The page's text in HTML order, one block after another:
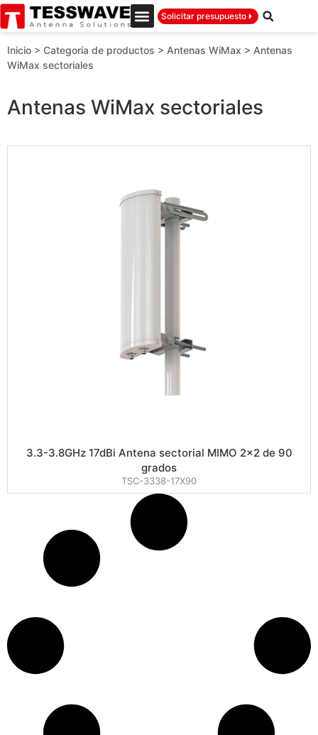
Solicitar presupuesto
Inicio > Categoría de productos > Antenas WiMax > Antenas
WiMax sectoriales
Antenas WiMax sectoriales
3.3-3.8GHz 17dBi Antena sectorial MIMO 2×2 de 90
grados
TSC-3338-17X90